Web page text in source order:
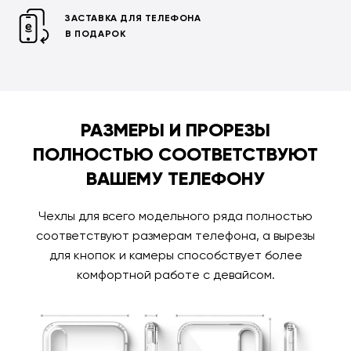
ЗАСТАВКА ДЛЯ ТЕЛЕФОНА
В ПОДАРОК
РАЗМЕРЫ И ПРОРЕЗЫ
ПОЛНОСТЬЮ СООТВЕТСТВУЮТ
ВАШЕМУ ТЕЛЕФОНУ
Чехлы для всего модельного ряда полностью
соответствуют размерам телефона, а вырезы
для кнопок и камеры способствует более
комфортной работе с девайсом.